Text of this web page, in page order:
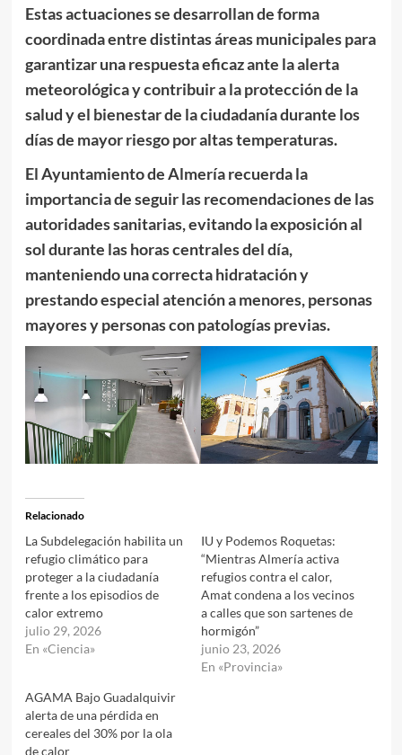
Estas actuaciones se desarrollan de forma
coordinada entre distintas áreas municipales para
garantizar una respuesta eficaz ante la alerta
meteorológica y contribuir a la protección de la
salud y el bienestar de la ciudadanía durante los
días de mayor riesgo por altas temperaturas.
El Ayuntamiento de Almería recuerda la
importancia de seguir las recomendaciones de las
autoridades sanitarias, evitando la exposición al
sol durante las horas centrales del día,
manteniendo una correcta hidratación y
prestando especial atención a menores, personas
mayores y personas con patologías previas.
Relacionado
La Subdelegación habilita un
refugio climático para
proteger a la ciudadanía
frente a los episodios de
calor extremo
julio 29, 2026
En «Ciencia»
IU y Podemos Roquetas:
“Mientras Almería activa
refugios contra el calor,
Amat condena a los vecinos
a calles que son sartenes de
hormigón”
junio 23, 2026
En «Provincia»
AGAMA Bajo Guadalquivir
alerta de una pérdida en
cereales del 30% por la ola
de calor